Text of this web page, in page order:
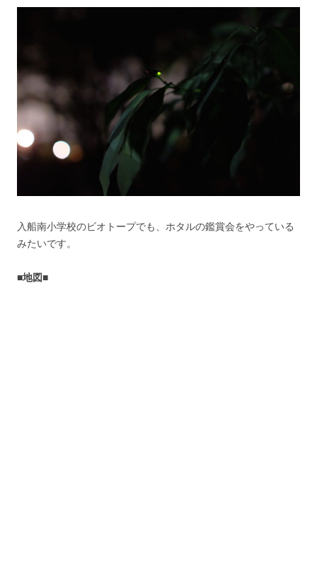
入船南小学校のビオトープでも、ホタルの鑑賞会をやっている
みたいです。
■地図■